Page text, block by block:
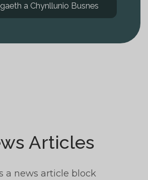
a Chynllunio Busnes
Articles
a news article block